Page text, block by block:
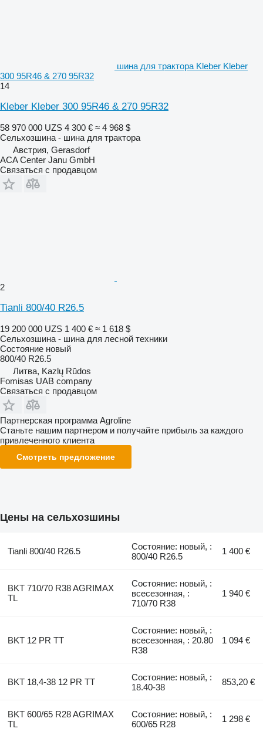
шина для трактора Kleber Kleber
300 95R46 & 270 95R32
14
Kleber Kleber 300 95R46 & 270 95R32
58 970 000 UZS 4 300 € ≈ 4 968 $
Сельхозшина - шина для трактора
Австрия, Gerasdorf
ACA Center Janu GmbH
Связаться с продавцом
2
Tianli 800/40 R26.5
19 200 000 UZS 1 400 € ≈ 1 618 $
Сельхозшина - шина для лесной техники
Состояние новый
800/40 R26.5
Литва, Kazlų Rūdos
Fomisas UAB company
Связаться с продавцом
Партнерская программа Agroline
Станьте нашим партнером и получайте прибыль за каждого
привлеченного клиента
Смотреть предложение
Цены на сельхозшины
Tianli 800/40 R26.5
Состояние: новый, :
800/40 R26.5
1 400 €
BKT 710/70 R38 AGRIMAX
TL
Состояние: новый, :
всесезонная, :
710/70 R38
1 940 €
BKT 12 PR TT
Состояние: новый, :
всесезонная, : 20.80
R38
1 094 €
BKT 18,4-38 12 PR TT
Состояние: новый, :
18.40-38
853,20 €
BKT 600/65 R28 AGRIMAX
TL
Состояние: новый, :
600/65 R28
1 298 €